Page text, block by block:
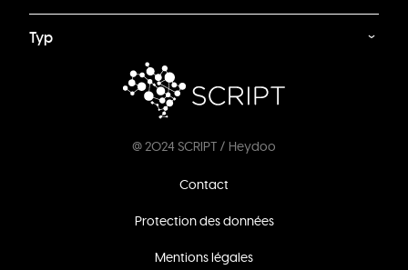
Typ
@ 2024 SCRIPT / Heydoo
Contact
Protection des données
Mentions légales